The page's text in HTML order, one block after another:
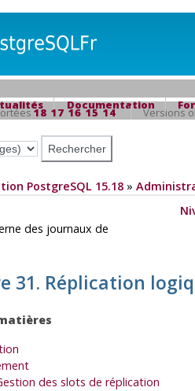
Documentation
18 17 16 15 14 Versions
PostgreSQL 15.18»
des journaux de
31. Réplication
des slots de réplication